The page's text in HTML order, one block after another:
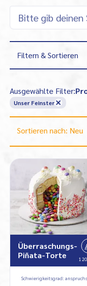
Filtern & Sortieren
Ausgewählte Filter:
Unser Feinster
Sortieren nach: Neu
Überraschungs-
Piñata-Torte
Schwierigkeitsgrad: